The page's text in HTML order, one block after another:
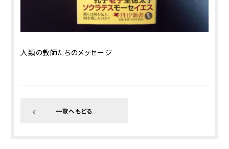
人類の教師たちのメッセージ
一覧へもどる